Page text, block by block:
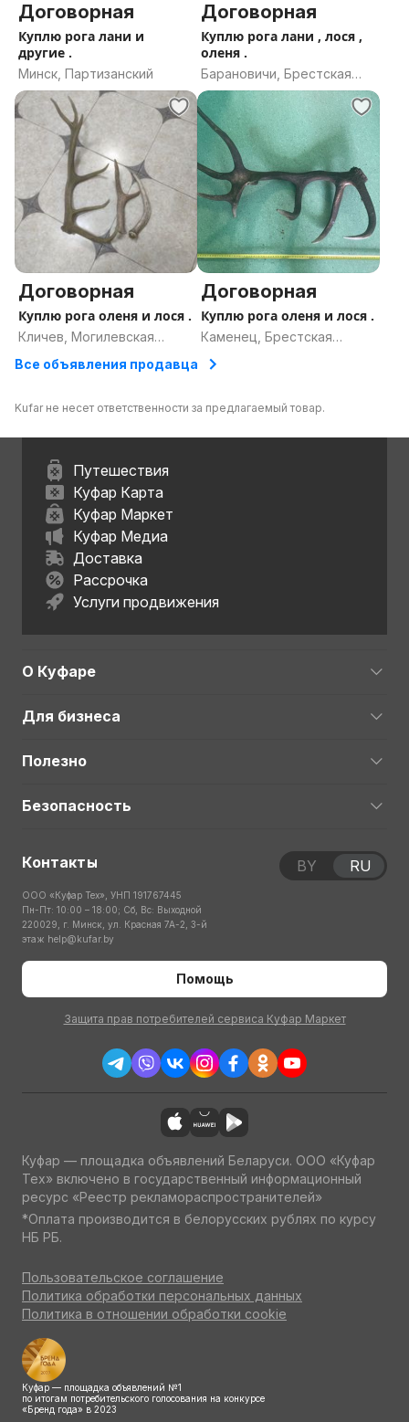
Договорная
Куплю рога лани и
другие .
Минск, Партизанский
Договорная
Куплю рога лани , лося ,
оленя .
Барановичи, Брестская
область
Договорная
Куплю рога оленя и лося .
Кличев, Могилевская
Договорная
Куплю рога оленя и лося .
Каменец, Брестская
Все объявления продавца
Kufar не несет ответственности за предлагаемый товар.
Путешествия
Куфар Карта
Куфар Маркет
Куфар Медиа
Доставка
Рассрочка
Услуги продвижения
О Куфаре
Для бизнеса
Полезно
Безопасность
Контакты
ООО «Куфар Тех», УНП 191767445
Пн-Пт: 10:00 – 18:00; Сб, Вс: Выходной
220029, г. Минск, ул. Красная 7А-2, 3-й
этаж help@kufar.by
Помощь
Защита прав потребителей сервиса Куфар Маркет
BY RU
Куфар — площадка объявлений Беларуси. ООО «Куфар
Тех» включено в государственный информационный
ресурс «Реестр рекламораспространителей»
*Оплата производится в белорусских рублях по курсу
НБ РБ.
Пользовательское соглашение
Политика обработки персональных данных
Политика в отношении обработки cookie
Куфар — площадка объявлений №1
по итогам потребительского голосования на конкурсе
«Бренд года» в 2023